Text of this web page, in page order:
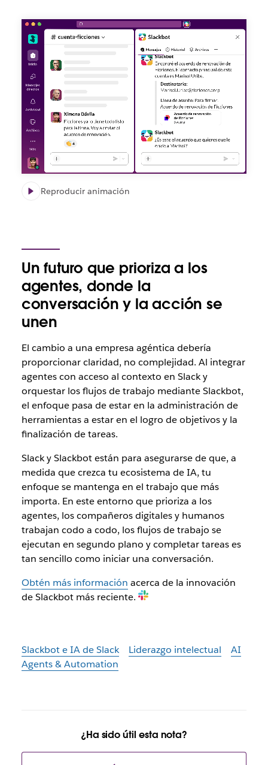
Reproducir animación
Un futuro que prioriza a los
agentes, donde la
conversación y la acción se
unen
El cambio a una empresa agéntica debería
proporcionar claridad, no complejidad. Al integrar
agentes con acceso al contexto en Slack y
orquestar los flujos de trabajo mediante Slackbot,
el enfoque pasa de estar en la administración de
herramientas a estar en el logro de objetivos y la
finalización de tareas.
Slack y Slackbot están para asegurarse de que, a
medida que crezca tu ecosistema de IA, tu
enfoque se mantenga en el trabajo que más
importa. En este entorno que prioriza a los
agentes, los compañeros digitales y humanos
trabajan codo a codo, los flujos de trabajo se
ejecutan en segundo plano y completar tareas es
tan sencillo como iniciar una conversación.
Obtén más información acerca de la innovación
de Slackbot más reciente.
Slackbot e IA de Slack Liderazgo intelectual
AI
Agents & Automation
¿Ha sido útil esta nota?